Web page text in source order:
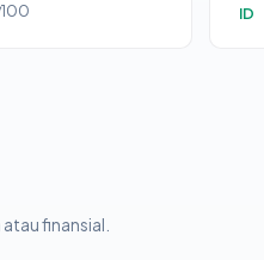
ID
finansial.